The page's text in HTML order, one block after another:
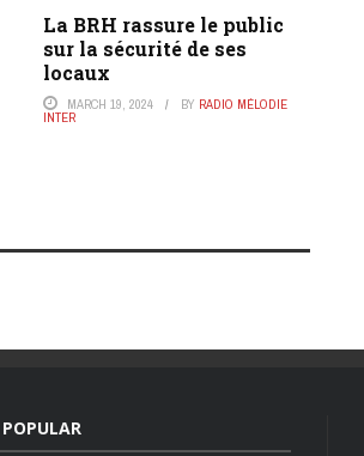
La BRH rassure le public
sur la sécurité de ses
locaux
MARCH 19, 2024 BY RADIO MÉLODIE
INTER
POPULAR